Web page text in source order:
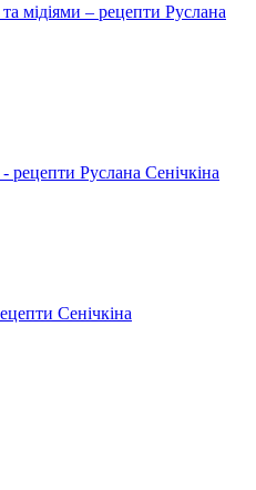
мідіями – рецепти Руслана
рецепти Руслана Сенічкіна
Сенічкіна